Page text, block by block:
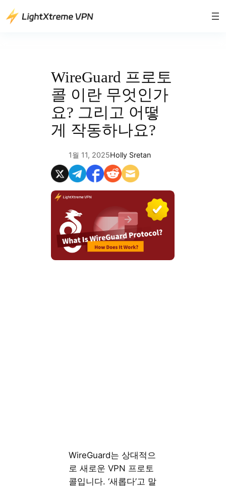
텐
WireGuard 프로토
콜 이란 무엇인가
요? 그리고 어떻
게 작동하나요?
1월 11, 2025Holly Sretan
WireGuard는 상대적으
로 새로운 VPN 프로토
콜입니다. ‘새롭다’고 말